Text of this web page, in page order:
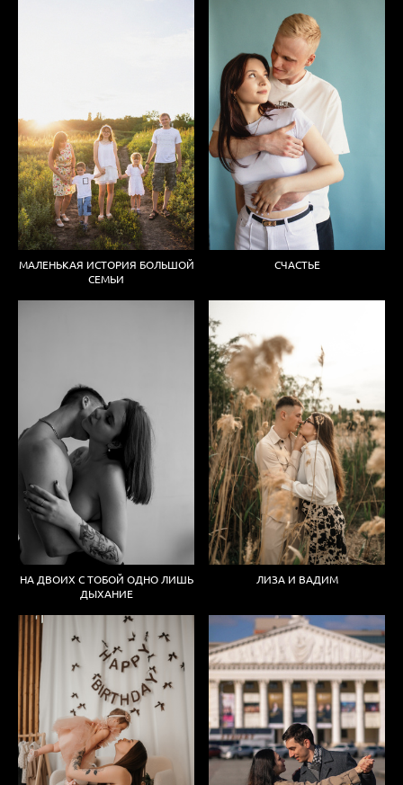
МАЛЕНЬКАЯ ИСТОРИЯ БОЛЬШОЙ
СЕМЬИ
СЧАСТЬЕ
НА ДВОИХ С ТОБОЙ ОДНО ЛИШЬ
ДЫХАНИЕ
ЛИЗА И ВАДИМ